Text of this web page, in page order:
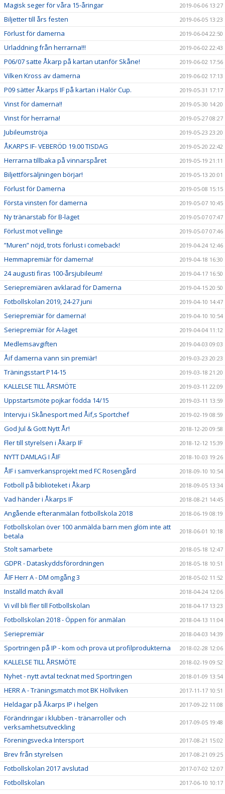
Magisk seger för våra 15-åringar 2019-06-06 13:27
Biljetter till års festen 2019-06-05 13:23
Förlust för damerna 2019-06-04 22:50
Urladdning från herrarna!!! 2019-06-02 22:43
P06/07 satte Åkarp på kartan utanför Skåne! 2019-06-02 17:56
Vilken Kross av damerna 2019-06-02 17:13
P09 sätter Åkarps IF på kartan i Halör Cup. 2019-05-31 17:17
Vinst för damerna!! 2019-05-30 14:20
Vinst för herrarna! 2019-05-27 08:27
Jubileumströja 2019-05-23 23:20
ÅKARPS IF- VEBERÖD 19.00 TISDAG 2019-05-20 22:42
Herrarna tillbaka på vinnarspåret 2019-05-19 21:11
Biljettförsäljningen börjar! 2019-05-13 20:01
Förlust för Damerna 2019-05-08 15:15
Första vinsten för damerna 2019-05-07 10:45
Ny tränarstab för B-laget 2019-05-07 07:47
Förlust mot vellinge 2019-05-07 07:46
”Muren” nöjd, trots förlust i comeback! 2019-04-24 12:46
Hemmapremiär för damerna! 2019-04-18 16:30
24 augusti firas 100-årsjubileum! 2019-04-17 16:50
Seriepremiären avklarad för Damerna 2019-04-15 20:50
Fotbollskolan 2019, 24-27 juni 2019-04-10 14:47
Seriepremiär för damerna! 2019-04-10 10:54
Seriepremiär för A-laget 2019-04-04 11:12
Medlemsavgiften 2019-04-03 09:03
Åif damerna vann sin premiär! 2019-03-23 20:23
Träningsstart P14-15 2019-03-18 21:20
KALLELSE TILL ÅRSMÖTE 2019-03-11 22:09
Uppstartsmöte pojkar födda 14/15 2019-03-11 13:59
Intervju i Skånesport med Åif,s Sportchef 2019-02-19 08:59
God Jul & Gott Nytt År! 2018-12-20 09:58
Fler till styrelsen i Åkarp IF 2018-12-12 15:39
NYTT DAMLAG I ÅIF 2018-10-03 19:26
ÅIF i samverkansprojekt med FC Rosengård 2018-09-10 10:54
Fotboll på biblioteket i Åkarp 2018-09-05 13:34
Vad händer i Åkarps IF 2018-08-21 14:45
Angående efteranmälan fotbollskola 2018 2018-06-19 08:19
Fotbollskolan över 100 anmälda barn men glöm inte att
betala
2018-06-01 10:18
Stolt samarbete 2018-05-18 12:47
GDPR - Dataskyddsförordningen 2018-05-18 10:51
ÅIF Herr A - DM omgång 3 2018-05-02 11:52
Inställd match ikväll 2018-04-24 12:06
Vi vill bli fler till Fotbollskolan 2018-04-17 13:23
Fotbollskolan 2018 - Öppen för anmälan 2018-04-13 11:04
Seriepremiär 2018-04-03 14:39
Sportringen på IP - kom och prova ut profilprodukterna 2018-02-28 12:06
KALLELSE TILL ÅRSMÖTE 2018-02-19 09:52
Nyhet - nytt avtal tecknat med Sportringen 2018-01-09 13:54
HERR A - Träningsmatch mot BK Höllviken 2017-11-17 10:51
Heldagar på Åkarps IP i helgen 2017-09-22 11:08
Förändringar i klubben - tränarroller och
verksamhetsutveckling
2017-09-05 19:48
Föreningsvecka Intersport 2017-08-21 15:02
Brev från styrelsen 2017-08-21 09:25
Fotbollskolan 2017 avslutad 2017-07-02 12:07
Fotbollskolan 2017-06-10 10:17